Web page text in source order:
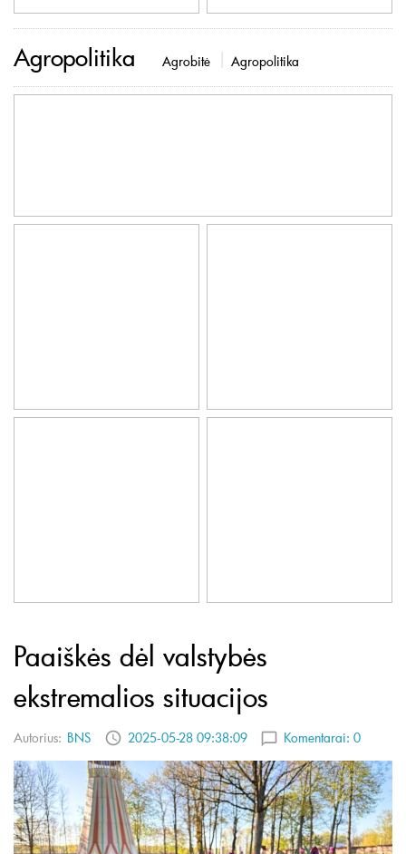
Agropolitika Agrobitė Agropolitika
Paaiškės dėl valstybės
ekstremalios situacijos
Autorius: BNS 2025-05-28 09:38:09 Komentarai: 0